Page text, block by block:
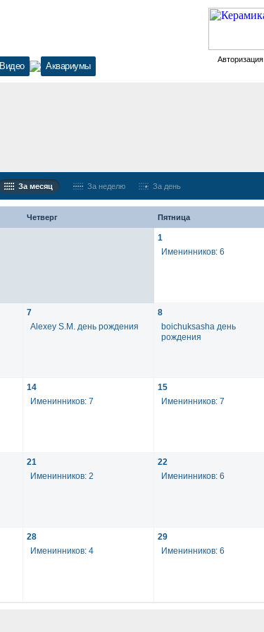
Видео Аквариумы
Авторизация
За месяц За неделю За день
Четверг Пятница
1
Именинников: 6
7
Alexey S.M. день рождения
8
boichuksasha день
рождения
14
Именинников: 7
15
Именинников: 7
21
Именинников: 2
22
Именинников: 6
28
Именинников: 4
29
Именинников: 6